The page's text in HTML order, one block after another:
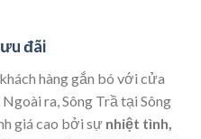
đãi
hàng gắn bó với cửa
Ngoài ra, Sông Trầ tại Sông
giá cao bởi sự nhiệt tình,